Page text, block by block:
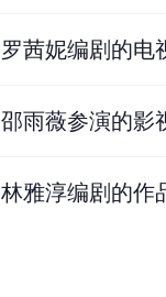
罗茜妮编剧的电
邵雨薇参演的影
林雅淳编剧的作